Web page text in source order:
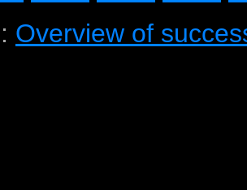
Overview of